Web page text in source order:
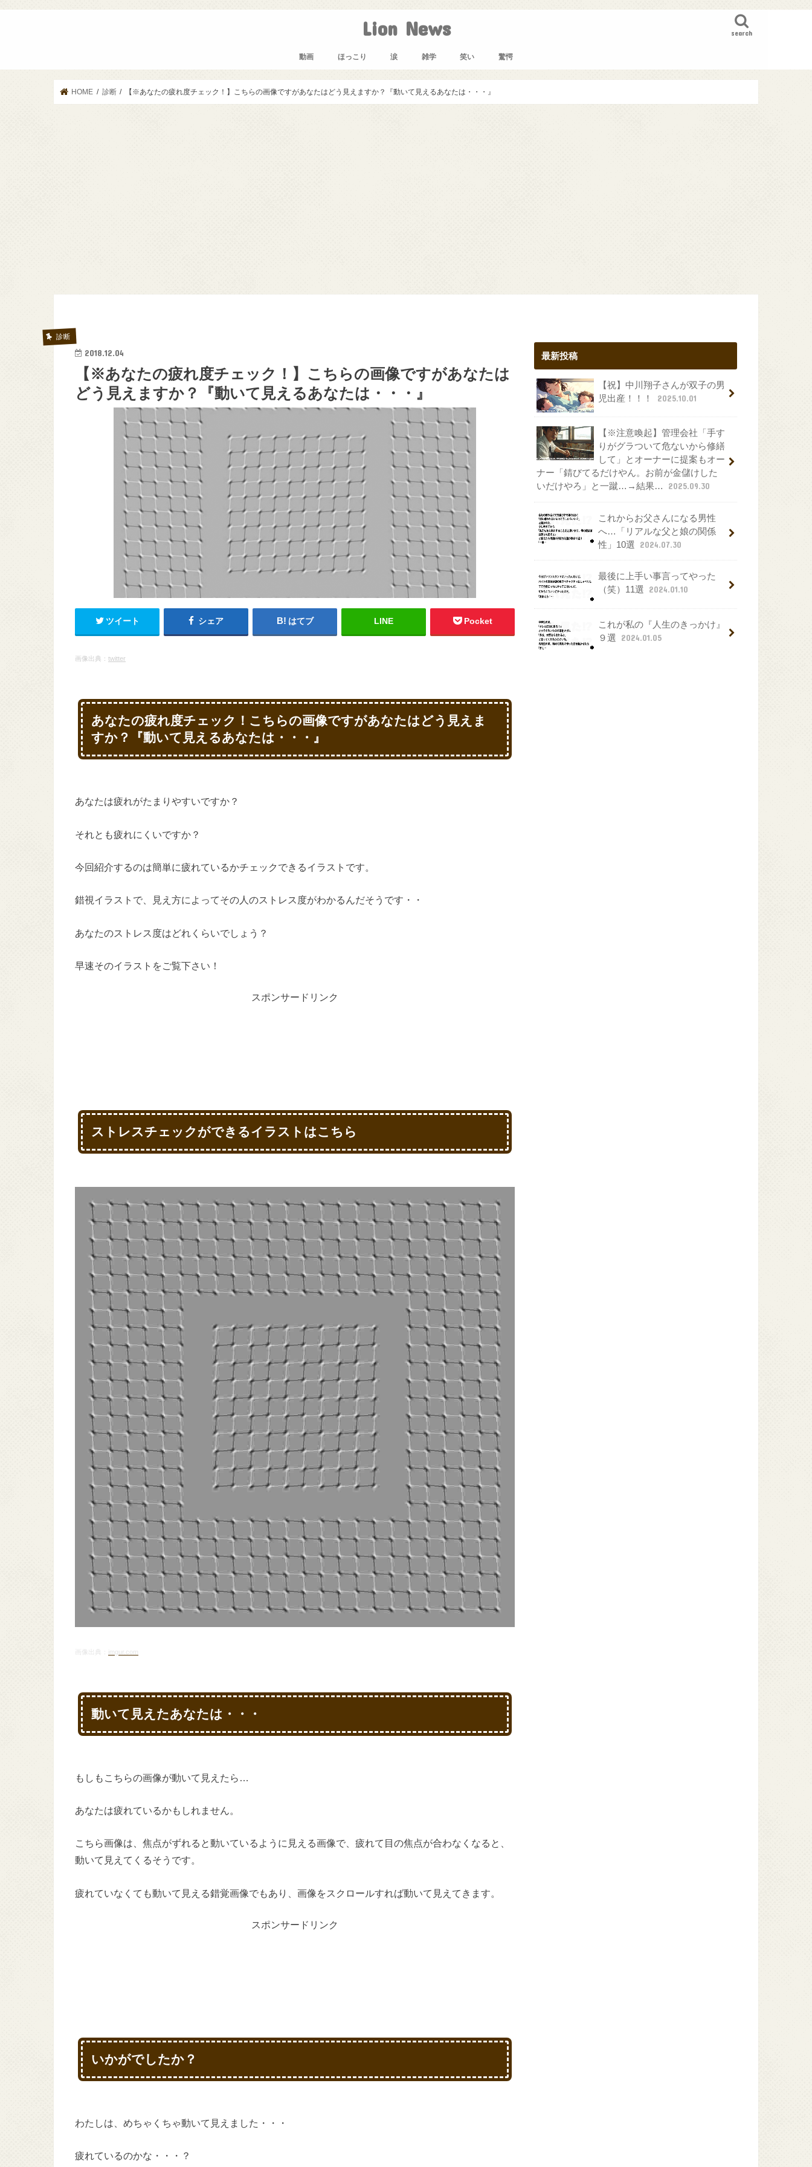
Lion News search
動画 ほっこり 涙 雑学 笑い 驚愕
HOME 診断 【※あなたの疲れ度チェック！】こちらの画像ですがあなたはどう見えますか？『動いて見えるあなたは・・・』
診断
2018.12.04
【※あなたの疲れ度チェック！】こちらの画像ですがあなたは
どう見えますか？『動いて見えるあなたは・・・』
ツイート シェア はてブ LINE Pocket
画像出典： twitter
あなたの疲れ度チェック！こちらの画像ですがあなたはどう見えま
すか？『動いて見えるあなたは・・・』
あなたは疲れがたまりやすいですか？
それとも疲れにくいですか？
今回紹介するのは簡単に疲れているかチェックできるイラストです。
錯視イラストで、見え方によってその人のストレス度がわかるんだそうです・・
あなたのストレス度はどれくらいでしょう？
早速そのイラストをご覧下さい！
スポンサードリンク
ストレスチェックができるイラストはこちら
画像出典： imgur.com
動いて見えたあなたは・・・
もしもこちらの画像が動いて見えたら…
あなたは疲れているかもしれません。
こちら画像は、焦点がずれると動いているように見える画像で、疲れて目の焦点が合わなくなると、
動いて見えてくるそうです。
疲れていなくても動いて見える錯覚画像でもあり、画像をスクロールすれば動いて見えてきます。
スポンサードリンク
いかがでしたか？
わたしは、めちゃくちゃ動いて見えました・・・
疲れているのかな・・・？
最新投稿
【祝】中川翔子さんが双子の男
児出産！！！
2025.10.01
【※注意喚起】管理会社「手す
りがグラついて危ないから修繕
して」とオーナーに提案もオー
ナー「錆びてるだけやん。お前が金儲けした
いだけやろ」と一蹴…→結果…
2025.09.30
これからお父さんになる男性
へ…「リアルな父と娘の関係
性」10選
2024.07.30
最後に上手い事言ってやった
（笑）11選
2024.01.10
これが私の『人生のきっかけ』
９選
2024.01.05